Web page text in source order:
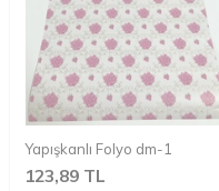
Yapışkanlı Folyo dm-1
123,89 TL